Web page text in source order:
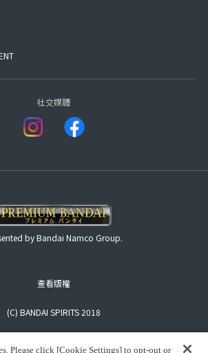
社交媒體
by Bandai Namco Group.
查看版權
(C) BANDAI SPIRITS 2018
Please click [Cookie Settings] to opt-out or